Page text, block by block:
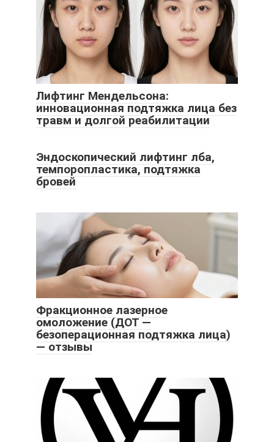
Лифтинг Мендельсона:
инновационная подтяжка лица без
травм и долгой реабилитации
Эндоскопический лифтинг лба,
темпоропластика, подтяжка
бровей
Фракционное лазерное
омоложение (ДОТ —
безоперационная подтяжка лица)
— отзывы